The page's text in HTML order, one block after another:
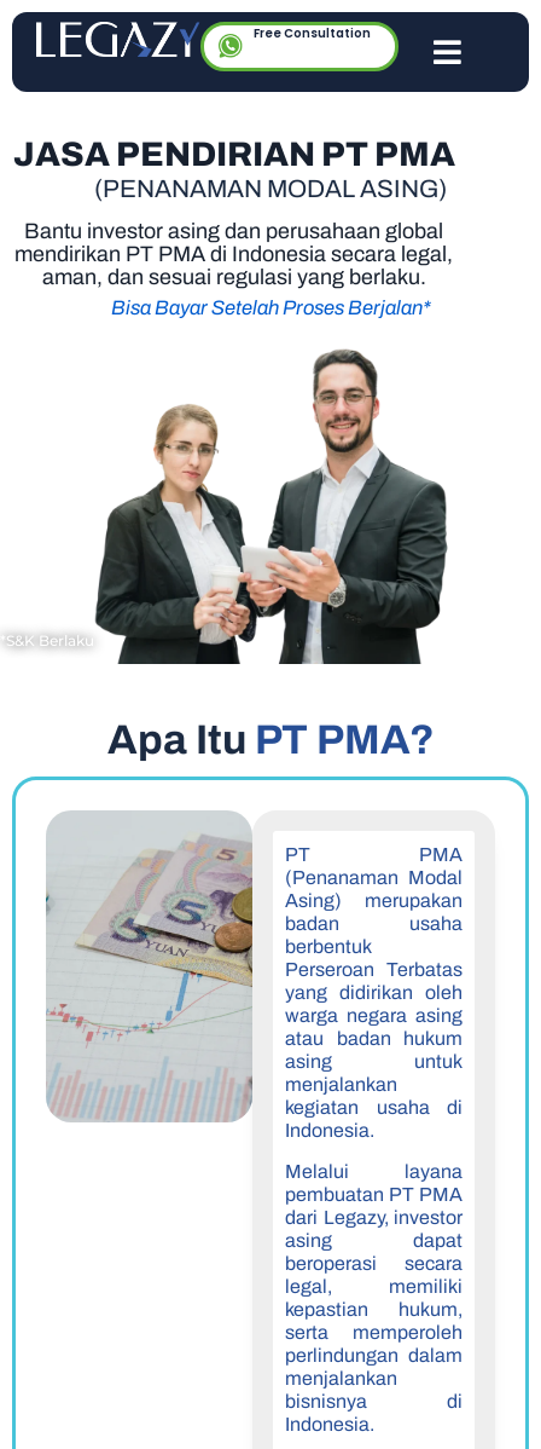
Free Consultation
JASA PENDIRIAN PT PMA
(PENANAMAN MODAL ASING)
Bantu investor asing dan perusahaan global
mendirikan PT PMA di Indonesia secara legal,
aman, dan sesuai regulasi yang berlaku.
Bisa Bayar Setelah Proses Berjalan*
*S&K Berlaku
Apa Itu PT PMA?
PT PMA
(Penanaman Modal
Asing) merupakan
badan usaha
berbentuk
Perseroan Terbatas
yang didirikan oleh
warga negara asing
atau badan hukum
asing untuk
menjalankan
kegiatan usaha di
Indonesia.
Melalui layana
pembuatan PT PMA
dari Legazy, investor
asing dapat
beroperasi secara
legal, memiliki
kepastian hukum,
serta memperoleh
perlindungan dalam
menjalankan
bisnisnya di
Indonesia.